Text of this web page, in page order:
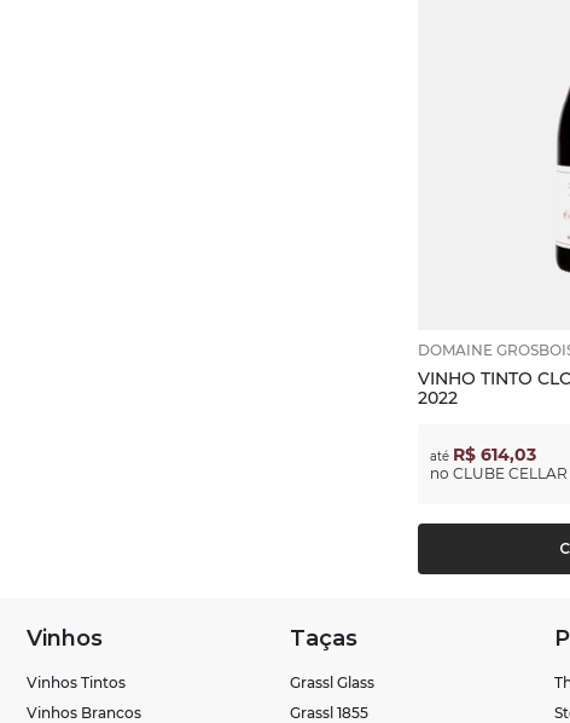
DOMAINE
VINHO TINTO
2022
até R$ 614,03
no CLUBE CELLAR
Vinhos
Vinhos Tintos
Vinhos Brancos
Taças
Grassl Glass
Grassl 1855